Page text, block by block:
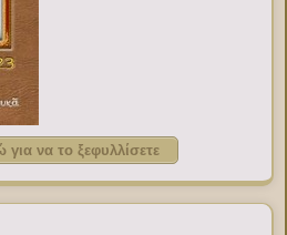
για να το ξεφυλλίσετε